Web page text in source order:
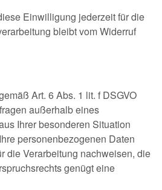
Einwilligung jederzeit für die
bleibt vom Widerruf
Art. 6 Abs. 1 lit. f DSGVO
außerhalb eines
Ihrer besonderen Situation
personenbezogenen Daten
die Verarbeitung nachweisen, die
genügt eine